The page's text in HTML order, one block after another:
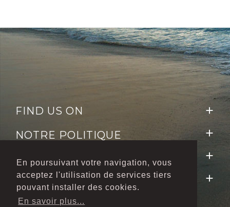
En poursuivant votre navigation, vous
acceptez l'utilisation de services tiers
pouvant installer des cookies.
En savoir plus...
FIND US ON 
NOTRE POLITIQUE 
NEWSLETTER 
FOLLOW US 